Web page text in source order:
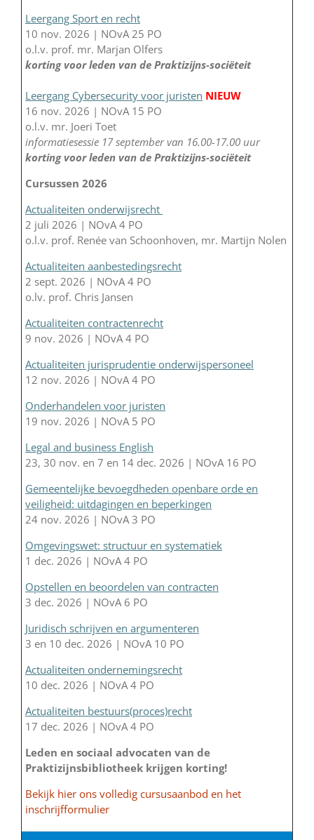
Leergang Sport en recht
10 nov. 2026 | NOvA 25 PO
o.l.v. prof. mr. Marjan Olfers
korting voor leden van de Praktizijns-sociëteit
Leergang Cybersecurity voor juristen NIEUW
16 nov. 2026 | NOvA 15 PO
o.l.v. mr. Joeri Toet
informatiesessie 17 september van 16.00-17.00 uur
korting voor leden van de Praktizijns-sociëteit
Cursussen 2026
Actualiteiten onderwijsrecht
2 juli 2026 | NOvA 4 PO
o.l.v. prof. Renée van Schoonhoven, mr. Martijn Nolen
Actualiteiten aanbestedingsrecht
2 sept. 2026 | NOvA 4 PO
o.lv. prof. Chris Jansen
Actualiteiten contractenrecht
9 nov. 2026 | NOvA 4 PO
Actualiteiten jurisprudentie onderwijspersoneel
12 nov. 2026 | NOvA 4 PO
Onderhandelen voor juristen
19 nov. 2026 | NOvA 5 PO
Legal and business English
23, 30 nov. en 7 en 14 dec. 2026 | NOvA 16 PO
Gemeentelijke bevoegdheden openbare orde en
veiligheid: uitdagingen en beperkingen
24 nov. 2026 | NOvA 3 PO
Omgevingswet: structuur en systematiek
1 dec. 2026 | NOvA 4 PO
Opstellen en beoordelen van contracten
3 dec. 2026 | NOvA 6 PO
Juridisch schrijven en argumenteren
3 en 10 dec. 2026 | NOvA 10 PO
Actualiteiten ondernemingsrecht
10 dec. 2026 | NOvA 4 PO
Actualiteiten bestuurs(proces)recht
17 dec. 2026 | NOvA 4 PO
Leden en sociaal advocaten van de
Praktizijnsbibliotheek krijgen korting!
Bekijk hier ons volledig cursusaanbod en het
inschrijfformulier